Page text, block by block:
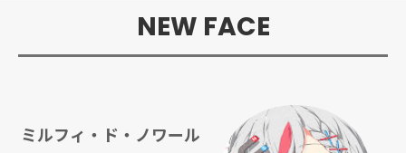
NEW FACE
ミルフィ・ド・ノワール